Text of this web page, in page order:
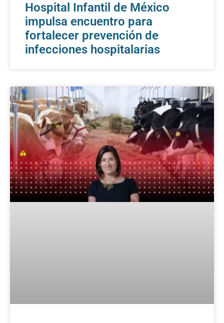
Hospital Infantil de México
impulsa encuentro para
fortalecer prevención de
infecciones hospitalarias